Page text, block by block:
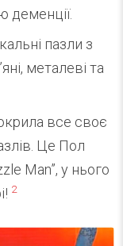
деменції.
пазли з
металеві та
все своє
Це Пол
Man”, у нього
2